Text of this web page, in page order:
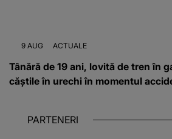
9 AUG ACTUALE
Tânără de 19 ani, lovită de tren în
căștile în urechi în momentul
PARTENERI